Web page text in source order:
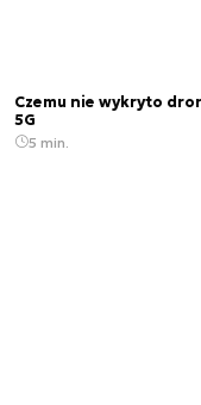
Czemu nie wykryto
5G
5 min.